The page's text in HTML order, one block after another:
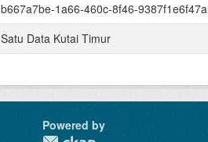
b667a7be-1a66-460c-8f46-9387f1e6f47a
Satu Data Kutai Timur
Powered by